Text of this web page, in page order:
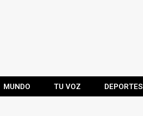
MUNDO TU VOZ DEPORTES